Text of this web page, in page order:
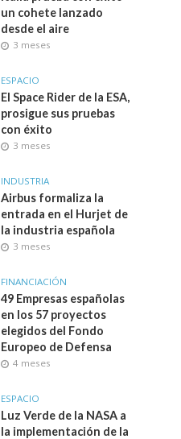
un cohete lanzado
desde el aire
3 meses
ESPACIO
El Space Rider de la ESA,
prosigue sus pruebas
con éxito
3 meses
INDUSTRIA
Airbus formaliza la
entrada en el Hurjet de
la industria española
3 meses
FINANCIACIÓN
49 Empresas españolas
en los 57 proyectos
elegidos del Fondo
Europeo de Defensa
4 meses
ESPACIO
Luz Verde de la NASA a
la implementación de la